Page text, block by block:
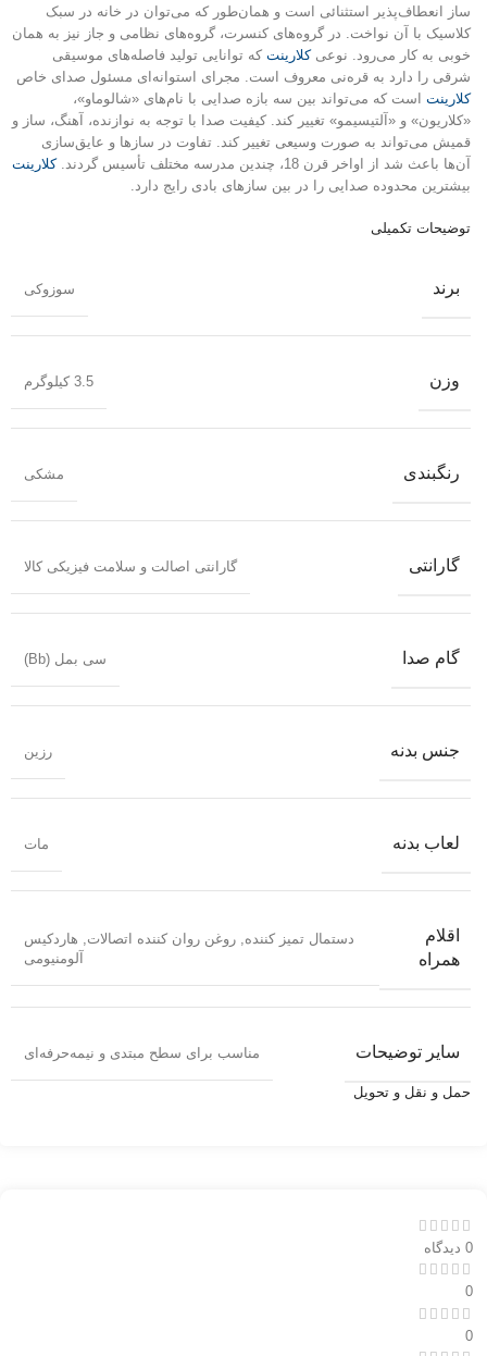
ساز انعطاف‌پذیر استثنائی است و همان‌طور که می‌توان در خانه در سبک
کلاسیک با آن نواخت. در گروه‌های کنسرت، گروه‌های نظامی و جاز نیز به همان
خوبی به کار می‌رود. نوعیکلارینت که توانایی تولید فاصله‌های موسیقی
شرقی را دارد به قره‌نی معروف است. مجرای استوانه‌ای مسئول صدای خاص
کلارینت است که می‌تواند بین سه بازه صدایی با نام‌های «شالوماو»،
«کلاریون» و «آلتیسیمو» تغییر کند. کیفیت صدا با توجه به نوازنده، آهنگ، ساز و
قمیش می‌تواند به صورت وسیعی تغییر کند. تفاوت در سازها و عایق‌سازی
آن‌ها باعث شد از اواخر قرن 18، چندین مدرسه مختلف تأسیس گردند.
کلارینت
بیشترین محدوده صدایی را در بین سازهای بادی رایج دارد.
توضیحات تکمیلی
برند سوزوکی
وزن 3.5 کیلوگرم
رنگبندی مشکی
گارانتی گارانتی اصالت و سلامت فیزیکی کالا
گام صدا سی بمل (Bb)
جنس بدنه رزین
لعاب بدنه مات
اقلام
همراه
دستمال تمیز کننده روغن روان کننده اتصالات
هاردکیس
آلومنیومی
سایر توضیحات مناسب برای سطح مبتدی و نیمه‌حرفه‌ای
حمل و نقل و تحویل
0 دیدگاه
0
0